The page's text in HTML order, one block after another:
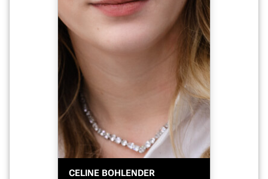
CELINE BOHLENDER